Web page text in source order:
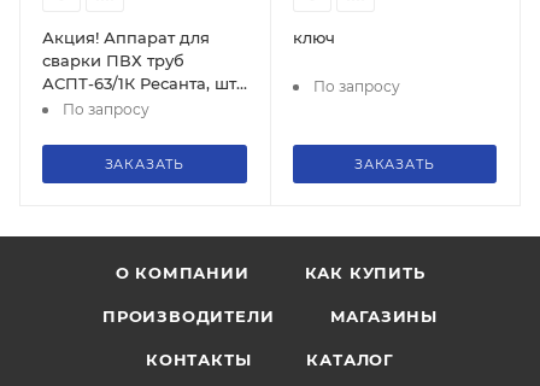
Акция! Аппарат для
сварки ПВХ труб
АСПТ-63/1К Ресанта, шт,
65/107
По запросу
ЗАКАЗАТЬ
ключ
По запросу
ЗАКАЗАТЬ
О КОМПАНИИ КАК КУПИТЬ
ПРОИЗВОДИТЕЛИ МАГАЗИНЫ
КОНТАКТЫ КАТАЛОГ